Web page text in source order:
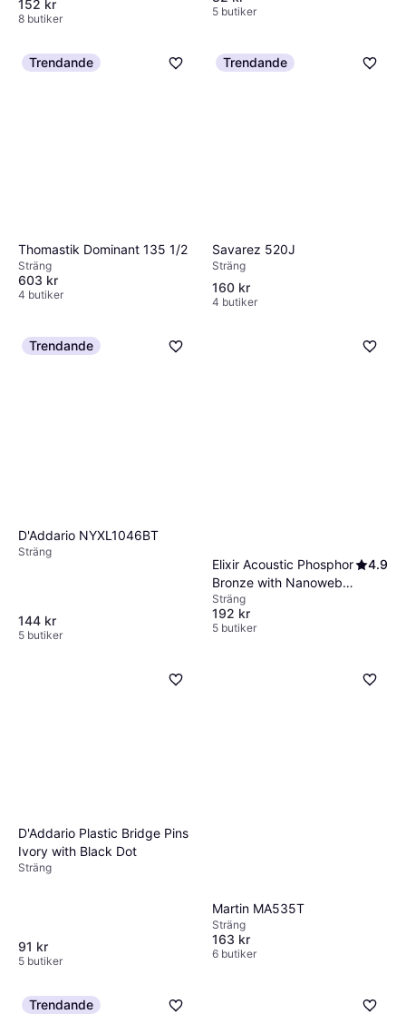
152 kr
8 butiker
5 butiker
Trendande
Thomastik Dominant 135 1/2
Sträng
603 kr
4 butiker
Trendande
Savarez 520J
Sträng
160 kr
4 butiker
Trendande
D'Addario NYXL1046BT
Sträng
144 kr
5 butiker
Elixir Acoustic Phosphor
Bronze with Nanoweb
Coating Light 12-53
4.9
Sträng
192 kr
5 butiker
D'Addario Plastic Bridge Pins
Ivory with Black Dot
Sträng
91 kr
5 butiker
Martin MA535T
Sträng
163 kr
6 butiker
Trendande